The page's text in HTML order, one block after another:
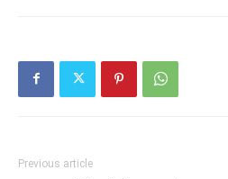
Previous article